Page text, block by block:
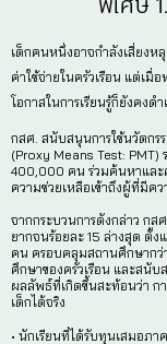
ทุนเสมอภ
เด็กคนหนึ่งอาจก